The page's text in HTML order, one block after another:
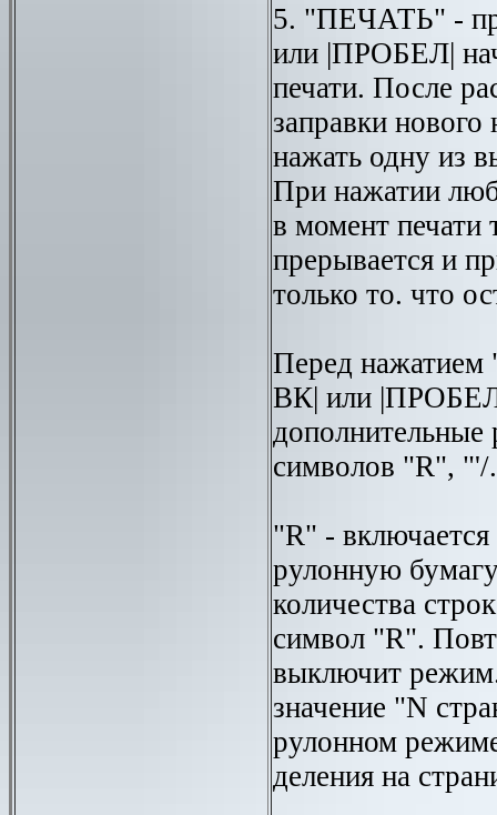
5. "ПЕЧАТЬ" -
или |ПРОБЕЛ|
печати. После
заправки
нажать одну из
При нажатии
в момент печати
прерывается и
только то. что
Перед нажатием
ВК| или
символов "R",
"R" -
рулонную
количества
символ "R".
выключит
значение "N
рулонном
деления на